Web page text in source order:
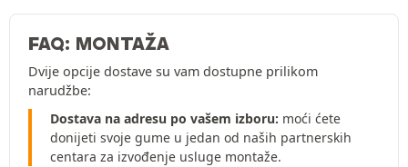
FAQ: MONTAŽA
Dvije opcije dostave su vam dostupne prilikom
narudžbe:
Dostava na adresu po vašem izboru: moći ćete
donijeti svoje gume u jedan od naših partnerskih
centara za izvođenje usluge montaže.